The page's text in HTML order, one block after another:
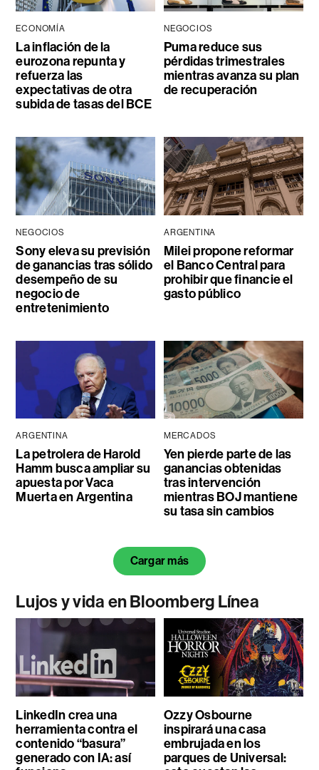
ECONOMÍA
La inflación de la
eurozona repunta y
refuerza las
expectativas de otra
subida de tasas del BCE
NEGOCIOS
Puma reduce sus
pérdidas trimestrales
mientras avanza su plan
de recuperación
NEGOCIOS
Sony eleva su previsión
de ganancias tras sólido
desempeño de su
negocio de
entretenimiento
ARGENTINA
Milei propone reformar
el Banco Central para
prohibir que financie el
gasto público
ARGENTINA
La petrolera de Harold
Hamm busca ampliar su
apuesta por Vaca
Muerta en Argentina
MERCADOS
Yen pierde parte de las
ganancias obtenidas
tras intervención
mientras BOJ mantiene
su tasa sin cambios
Cargar más
Lujos y vida en Bloomberg Línea
LinkedIn crea una
herramienta contra el
contenido “basura”
generado con IA: así
Ozzy Osbourne
inspirará una casa
embrujada en los
parques de Universal: